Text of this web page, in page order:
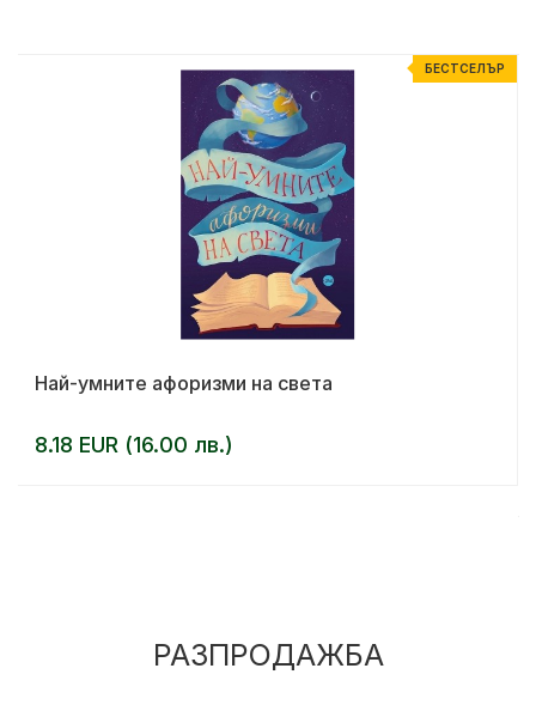
БЕСТСЕЛЪР
Най-умните афоризми на света
8.18 EUR (16.00 лв.)
РАЗПРОДАЖБА